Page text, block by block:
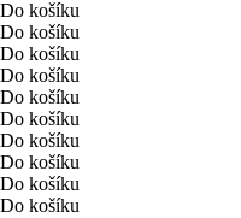
Do košíku
Do košíku
Do košíku
Do košíku
Do košíku
Do košíku
Do košíku
Do košíku
Do košíku
Do košíku